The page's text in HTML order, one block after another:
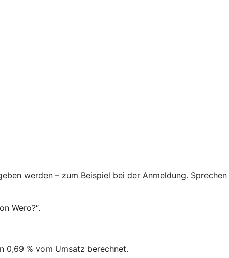
werden – zum Beispiel bei der Anmeldung. Sprechen
Wero?“.
0,69 % vom Umsatz berechnet.